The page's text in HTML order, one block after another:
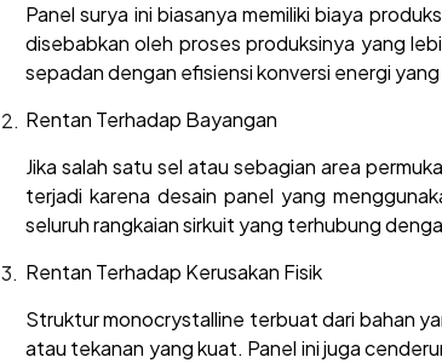
Panel surya ini biasanya memiliki biaya
disebabkan oleh proses produksinya yang
sepadan dengan efisiensi konversi energi
Rentan Terhadap Bayangan
Jika salah satu sel atau sebagian area
terjadi karena desain panel yang
seluruh rangkaian sirkuit yang terhubung
Rentan Terhadap Kerusakan Fisik
Struktur monocrystalline terbuat dari bahan
atau tekanan yang kuat. Panel ini juga